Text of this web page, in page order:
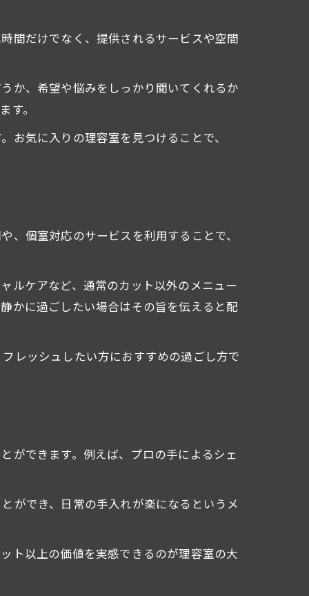
間だけでなく、提供されるサービスや空間
か、希望や悩みをしっかり聞いてくれるか
す。
気に入りの理容室を見つけることで、
個室対応のサービスを利用することで、
ルケアなど、通常のカット以外のメニュー
かに過ごしたい場合はその旨を伝えると配
レッシュしたい方におすすめの過ごし方で
ができます。例えば、プロの手によるシェ
ができ、日常の手入れが楽になるというメ
ト以上の価値を実感できるのが理容室の大